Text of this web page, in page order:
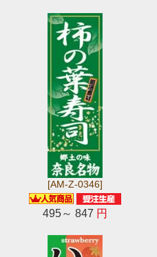
[AM-Z-0346]
495～ 847 円